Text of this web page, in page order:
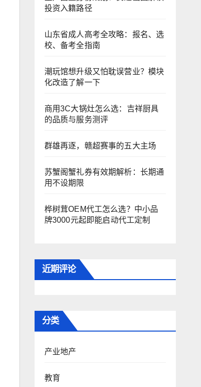
投资入籍路径
山东省成人高考全攻略：报名、选
校、备考全指南
潮玩馆想升级又怕耽误营业？模块
化改造了解一下
商用3C大锅灶怎么选：吉祥厨具
的品质与服务测评
群雄再逐，赣超赛事的五大主场
苏蟹阁蟹礼券有效期解析：长期通
用不设期限
桦树茸OEM代工怎么选？中小品
牌3000元起即能启动代工定制
近期评论
分类
产业地产
教育